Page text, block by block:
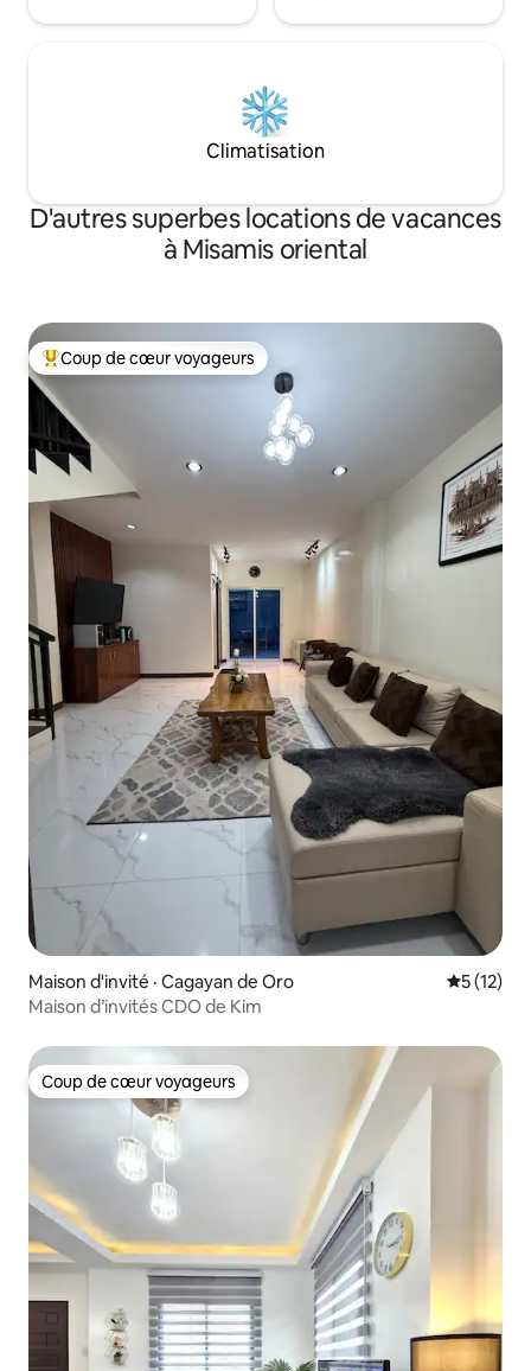
Climatisation
D'autres superbes locations de vacances
à Misamis oriental
Coup de cœur voyageurs parmi les plus aimés
Coup de cœur voyageurs
Maison d'invité · Cagayan de Oro Note
5 (12)
Maison d’invités CDO de Kim
Coup de cœur voyageurs
Coup de cœur voyageurs